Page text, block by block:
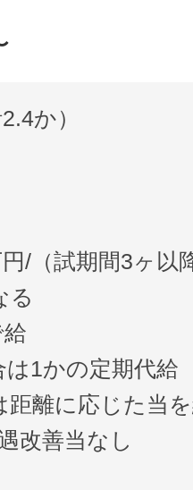
か）
/（試期間3ヶ
る
は1かの定期代給
距離に応じた当
改善当なし